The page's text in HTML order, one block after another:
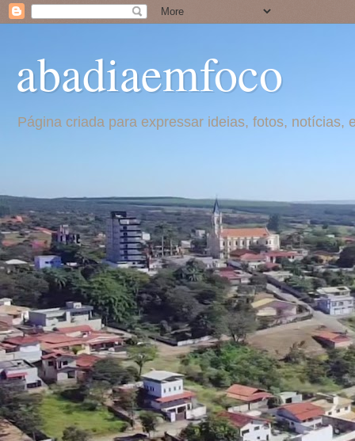
abadiaemfoco
Página criada para expressar ideias, fotos,